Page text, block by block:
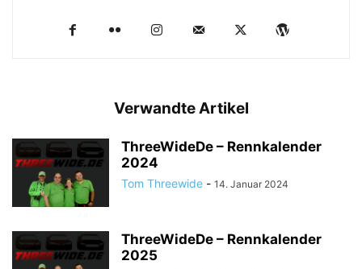
Verwandte Artikel
ThreeWideDe – Rennkalender
2024
Tom Threewide - 14. Januar 2024
ThreeWideDe – Rennkalender
2025